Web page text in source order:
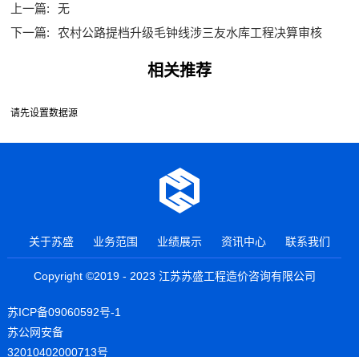
上一篇:
无
下一篇:
农村公路提档升级毛钟线涉三友水库工程决算审核
相关推荐
请先设置数据源
关于苏盛 业务范围 业绩展示 资讯中心 联系我们
Copyright ©2019 - 2023 江苏苏盛工程造价咨询有限公司
苏ICP备09060592号-1
苏公网安备
32010402000713号